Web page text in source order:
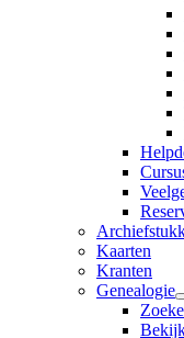
Kaarten
Kranten
Genealogie